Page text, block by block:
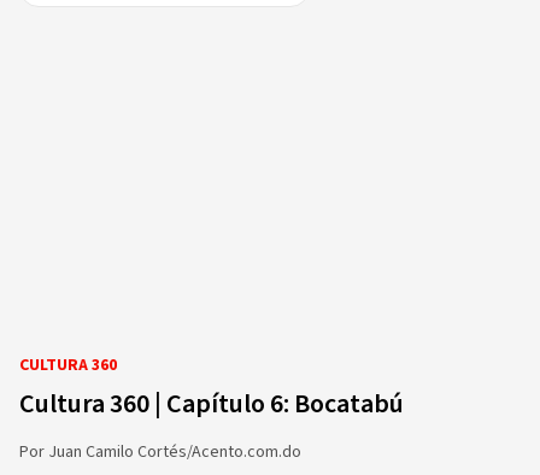
CULTURA 360
Cultura 360 | Capítulo 6: Bocatabú
Por Juan Camilo Cortés/Acento.com.do